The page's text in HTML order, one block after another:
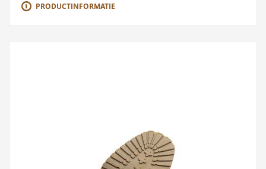
PRODUCTINFORMATIE